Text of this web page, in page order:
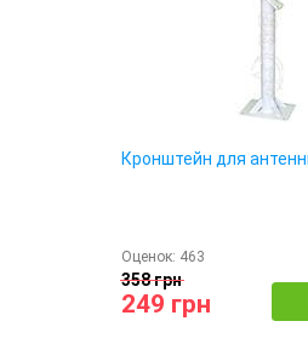
Кронштейн для
Оценок: 463
358 грн
249 грн